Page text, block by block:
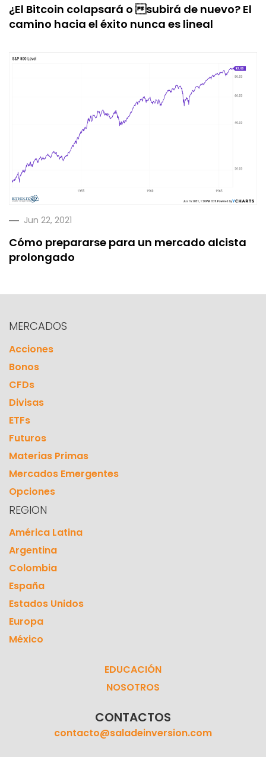
¿El Bitcoin colapsará o subirá de nuevo? El
camino hacia el éxito nunca es lineal
Jun 22, 2021
Cómo prepararse para un mercado alcista
prolongado
MERCADOS
Acciones
Bonos
CFDs
Divisas
ETFs
Futuros
Materias Primas
Mercados Emergentes
Opciones
REGION
América Latina
Argentina
Colombia
España
Estados Unidos
Europa
México
EDUCACIÓN
NOSOTROS
CONTACTOS
contacto@saladeinversion.com